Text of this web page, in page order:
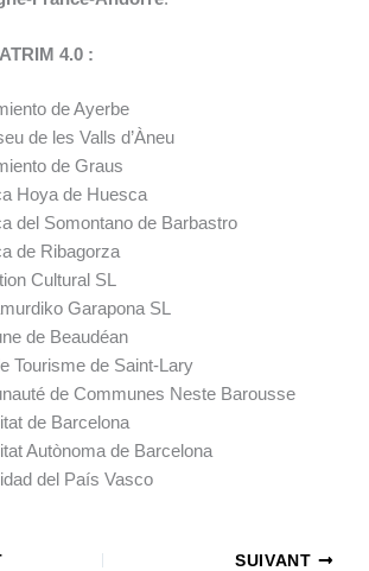
4.0 :
de Ayerbe
de les Valls d’Àneu
de Graus
Hoya de Huesca
del Somontano de Barbastro
de Ribagorza
Cultural SL
Garapona SL
de Beaudéan
Tourisme de Saint-Lary
de Communes Neste Barousse
de Barcelona
Autònoma de Barcelona
del País Vasco
SUIVANT